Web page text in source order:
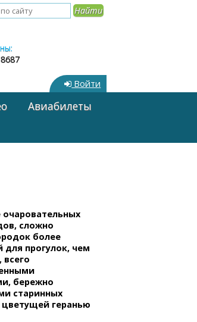
Войти
Авиабилеты
сложно
более
прогулок, чем
бережно
старинных
геранью